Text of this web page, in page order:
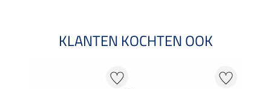
KLANTEN KOCHTEN OOK